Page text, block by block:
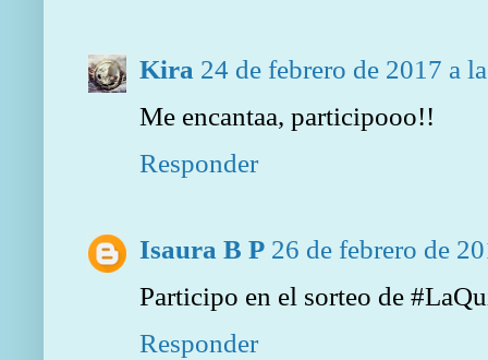
Kira 24 de febrero de 2017 a
Me encantaa, participooo!!
Responder
Isaura B P 26 de febrero de
Participo en el sorteo de
Responder